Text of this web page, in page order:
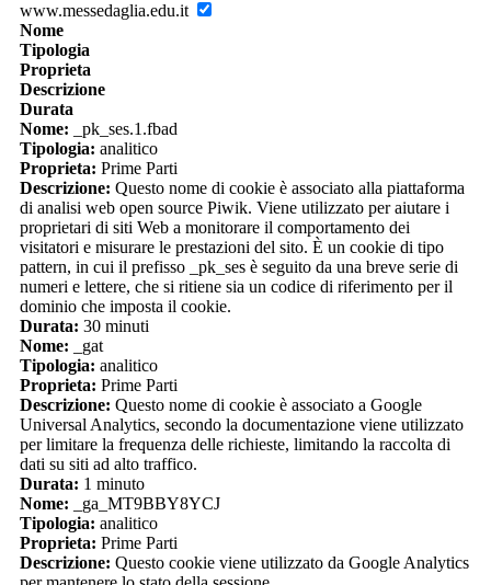
www.messedaglia.edu.it
Nome
Tipologia
Proprieta
Descrizione
Durata
Nome: _pk_ses.1.fbad
Tipologia: analitico
Proprieta: Prime Parti
Descrizione: Questo nome di cookie è associato alla piattaforma
di analisi web open source Piwik. Viene utilizzato per aiutare i
proprietari di siti Web a monitorare il comportamento dei
visitatori e misurare le prestazioni del sito. È un cookie di tipo
pattern, in cui il prefisso _pk_ses è seguito da una breve serie di
numeri e lettere, che si ritiene sia un codice di riferimento per il
dominio che imposta il cookie.
Durata: 30 minuti
Nome: _gat
Tipologia: analitico
Proprieta: Prime Parti
Descrizione: Questo nome di cookie è associato a Google
Universal Analytics, secondo la documentazione viene utilizzato
per limitare la frequenza delle richieste, limitando la raccolta di
dati su siti ad alto traffico.
Durata: 1 minuto
Nome: _ga_MT9BBY8YCJ
Tipologia: analitico
Proprieta: Prime Parti
Descrizione: Questo cookie viene utilizzato da Google Analytics